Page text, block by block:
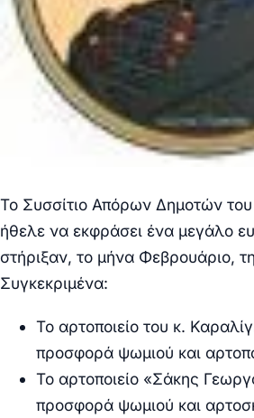
Το Συσσίτιο Απόρων Δημοτών
ήθελε να εκφράσει ένα μεγάλο
στήριξαν, το μήνα Φεβρουάριο,
Συγκεκριμένα:
Το αρτοποιείο του κ.
προσφορά ψωμιού και
Το αρτοποιείο «Σάκης
προσφορά ψωμιού και